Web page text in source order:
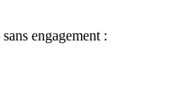
engagement :